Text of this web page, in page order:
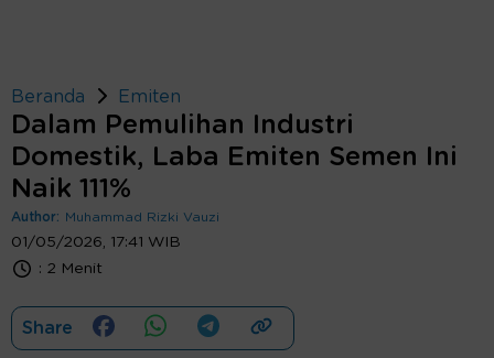
Beranda Emiten
Dalam Pemulihan Industri
Domestik, Laba Emiten Semen Ini
Naik 111%
Author: Muhammad Rizki Vauzi
01/05/2026, 17:41 WIB
: 2 Menit
Share